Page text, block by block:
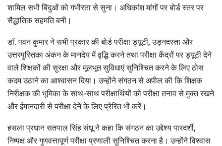
शामिल सभी बिंदुओं को गंभीरता से सुना। अधिकांश मांगों पर बोर्ड स्तर पर
सैद्धांतिक सहमति बनी।
डॉ. पवन कुमार ने सभी प्रकार की बोर्ड परीक्षा ड्यूटी, उड़नदस्ता और
उत्तरपुस्तिका अंकन के मानदेय में वृद्धि करने तथा परीक्षा केंद्रों पर ड्यूटी देने
वाले शिक्षकों की सुरक्षा और मूलभूत सुविधाएं सुनिश्चित करने के लिए ठोस
कदम उठाने का आश्वासन दिया। उन्होंने संगठन से अपील की कि शिक्षक
निरीक्षक की भूमिका के साथ-साथ परीक्षार्थियों को परीक्षा तनाव से मुक्त रखने
और ईमानदारी से परीक्षा देने के लिए प्रेरित भी करें।
हसला प्रधान सतपाल सिंह संधू ने कहा कि संगठन का उद्देश्य पारदर्शी,
निष्पक्ष और गुणवत्तापूर्ण परीक्षा प्रणाली सुनिश्चित करना है। उन्होंने विश्वास